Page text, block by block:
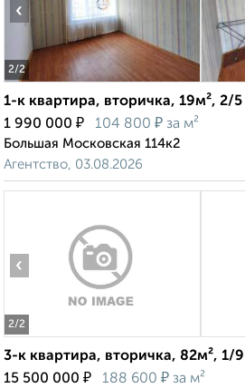
2/2
‹
1-к квартира, вторичка, 19м², 2/
1 990 000 ₽ 104 800 ₽ за м²
Большая Московская 114к2
Агентство, 03.08.2026
2/2
‹
3-к квартира, вторичка, 82м², 1/
15 500 000 ₽ 188 600 ₽ за м²